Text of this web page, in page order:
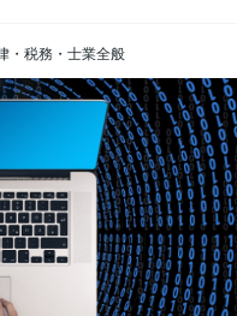
・税務・士業全般